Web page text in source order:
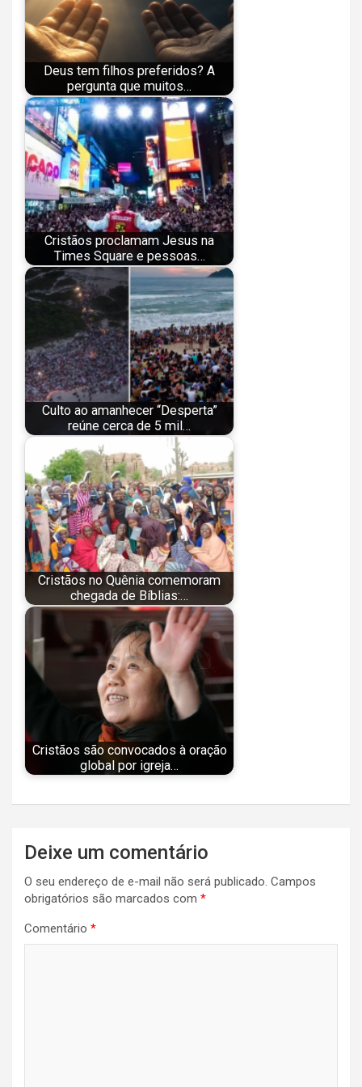
Deus tem filhos preferidos? A
pergunta que muitos…
Cristãos proclamam Jesus na
Times Square e pessoas…
Culto ao amanhecer “Desperta”
reúne cerca de 5 mil…
Cristãos no Quênia comemoram
chegada de Bíblias:…
Cristãos são convocados à oração
global por igreja…
Navegação
de
Post
Deixe um comentário
O seu endereço de e-mail não será publicado. Campos
obrigatórios são marcados com *
Comentário *